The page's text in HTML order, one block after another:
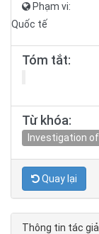
Phạm vi:
Quốc tế
Tóm tắt:
Từ khóa:
Investigation
Quay lại
Thông tin tác giả